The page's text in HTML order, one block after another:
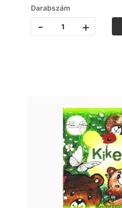
Darabszám
- +